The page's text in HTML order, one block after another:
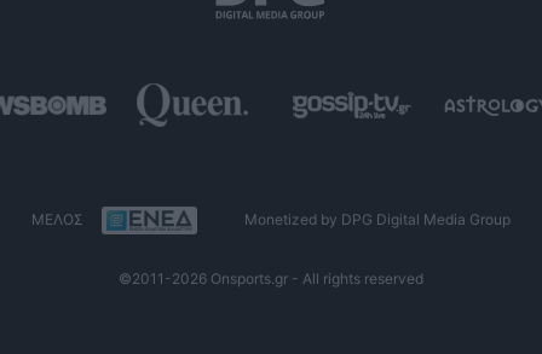
ΜΕΛΟΣ Monetized by DPG Digital Media Group
©2011-2026 Onsports.gr - All rights reserved